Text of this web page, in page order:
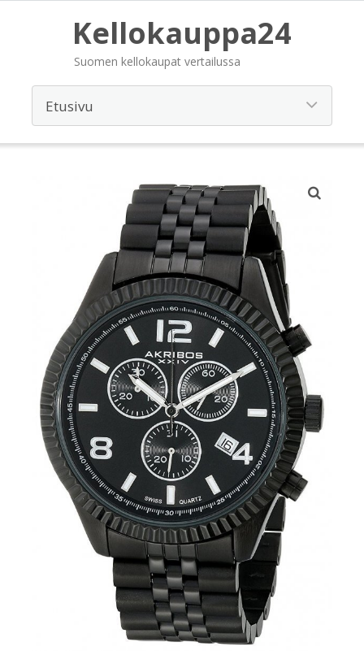
Kellokauppa24
Suomen kellokaupat vertailussa